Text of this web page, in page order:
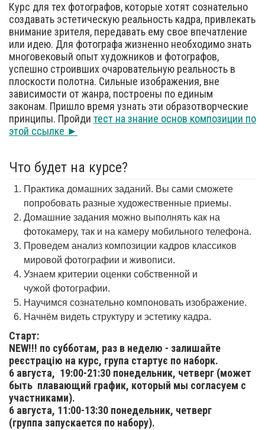
Курс для тех фотографов, которые хотят сознательно
создавать эстетическую реальность кадра, привлекать
внимание зрителя, передавать ему свое впечатление
или идею. Для фотографа жизненно необходимо знать
многовековый опыт художников и фотографов,
успешно строивших очаровательную реальность в
плоскости полотна. Сильные изображения, вне
зависимости от жанра, построены по единым
законам. Пришло время узнать эти образотворческие
принципы. Пройди тест на знание основ композиции по
этой ссылке ►
Что будет на курсе?
Практика домашних заданий. Вы сами сможете
попробовать разные художественные приемы.
Домашние задания можно выполнять как на
фотокамеру, так и на камеру мобильного телефона.
Проведем анализ композиции кадров классиков
мировой фотографии и живописи.
Узнаем критерии оценки собственной и
чужой фотографии.
Научимся сознательно компоновать изображение.
Начнём видеть структуру и эстетику кадра.
Старт:
NEW!!! по субботам, раз в неделю - залишайте
реєстрацію на курс, група стартує по наборк.
6 августа, 19:00-21:30 понедельник, четверг (может
быть плавающий график, который мы согласуем с
участниками).
6 августа, 11:00-13:30 понедельник, четверг
(группа запускается по набору).